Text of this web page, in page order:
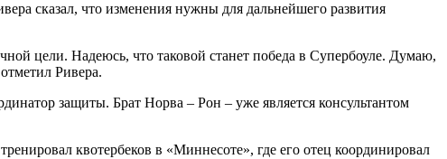
сказал, что изменения нужны для дальнейшего развития
цели. Надеюсь, что таковой станет победа в Супербоуле. Думаю,
Ривера.
защиты. Брат Норва – Рон – уже является консультантом
квотербеков в «Миннесоте», где его отец координировал